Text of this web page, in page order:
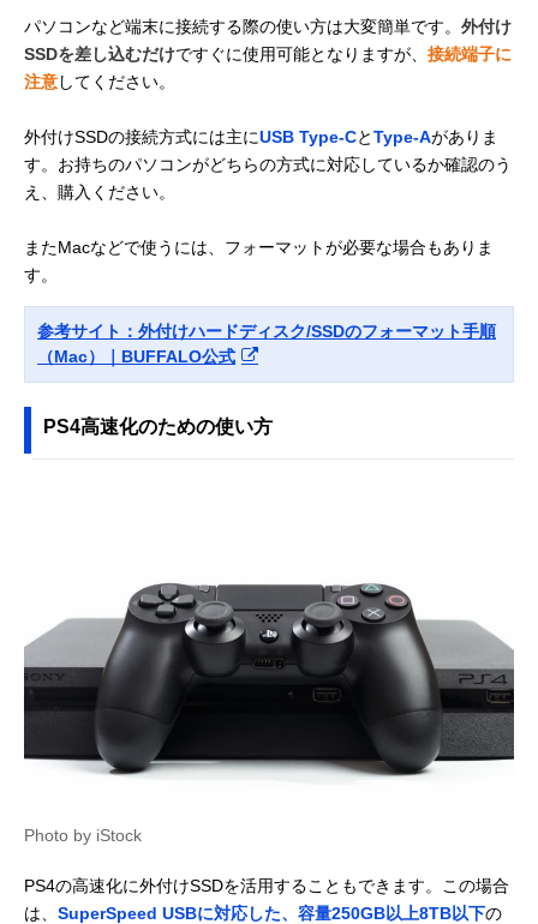
パソコンなど端末に接続する際の使い方は大変簡単です。 外付け
SSDを差し込むだけですぐに使用可能となりますが、 接続端子に
注意してください。
外付けSSDの接続方式には主にUSB Type-CとType-Aがありま
す。お持ちのパソコンがどちらの方式に対応しているか確認のう
え、購入ください。
またMacなどで使うには、フォーマットが必要な場合もありま
す。
参考サイト：外付けハードディスク/SSDのフォーマット手順
（Mac）｜BUFFALO公式
PS4高速化のための使い方
Photo by iStock
PS4の高速化に外付けSSDを活用することもできます。この場合
は、 SuperSpeed USBに対応した、容量250GB以上8TB以下の